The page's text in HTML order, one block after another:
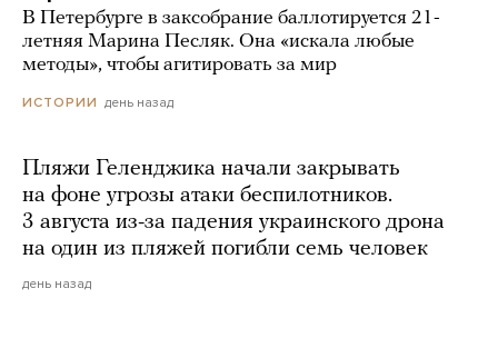
В Петербурге в заксобрание баллотируется 21-
летняя Марина Песляк. Она «искала любые
методы», чтобы агитировать за мир
ИСТОРИИ день назад
Пляжи Геленджика начали закрывать
на фоне угрозы атаки беспилотников.
3 августа из-за падения украинского дрона
на один из пляжей погибли семь человек
день назад